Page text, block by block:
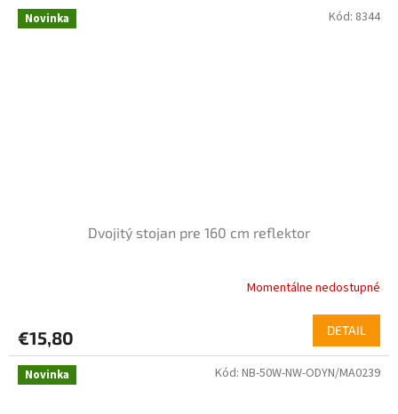
Novinka
Dvojitý stojan pre 160 cm reflektor
Momentálne nedostupné
€15,80 DETAIL
Kód: 8344
Novinka Kód: NB-50W-NW-ODYN/MA0239